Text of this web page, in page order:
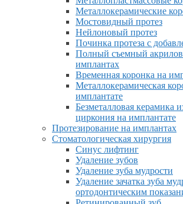
Металлокерамические
Мостовидный протез
Нейлоновый протез
Починка протеза с
Полный съемный
имплантах
Временная коронка на
Металлокерамическая
имплантате
Безметалловая керамика
циркония на имплантате
Протезирование на имплантах
Стоматологическая хирургия
Синус лифтинг
Удаление зубов
Удаление зуба мудрости
Удаление зачатка зуба
ортодонтическим